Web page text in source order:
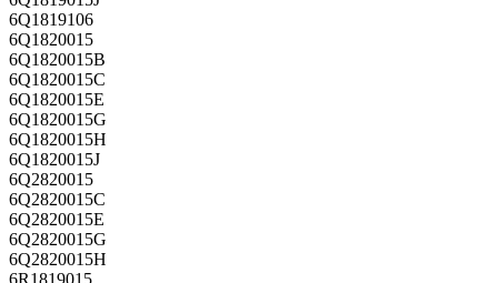
6Q1819106
6Q1820015
6Q1820015B
6Q1820015C
6Q1820015E
6Q1820015G
6Q1820015H
6Q1820015J
6Q2820015
6Q2820015C
6Q2820015E
6Q2820015G
6Q2820015H
6R1819015